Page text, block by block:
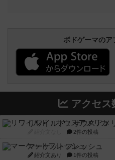
ボドゲーマのア
アクセス
リワイルド：サウスアメ
2件の投稿
マーケットフレッシュ
紹介文あり 1件の投稿